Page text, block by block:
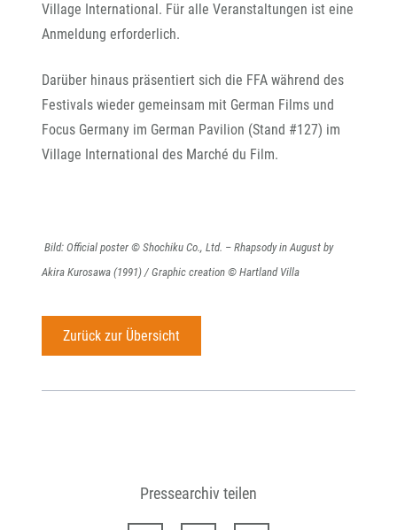
Village International. Für alle Veranstaltungen ist eine
Anmeldung erforderlich.
Darüber hinaus präsentiert sich die FFA während des
Festivals wieder gemeinsam mit German Films und
Focus Germany im German Pavilion (Stand #127) im
Village International des Marché du Film.
Bild: Official poster © Shochiku Co., Ltd. – Rhapsody in August by
Akira Kurosawa (1991) / Graphic creation © Hartland Villa
Zurück zur Übersicht
Pressearchiv teilen